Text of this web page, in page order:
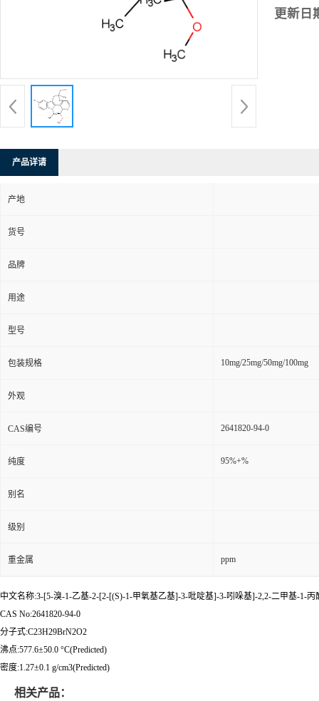
更新日
产品详请
产地
货号
品牌
用途
型号
包装规格 10mg/25mg/50mg/100mg
外观
CAS编号 2641820-94-0
纯度 95%+%
别名
级别
重金属 ppm
中文名称:3-[5-溴-1-乙基-2-[2-[(S)-1-甲氧基乙基]-3-吡啶基]-3-吲哚基]-2,2-二甲基-1-丙
CAS No:2641820-94-0
分子式:C23H29BrN2O2
沸点:577.6±50.0 °C(Predicted)
密度:1.27±0.1 g/cm3(Predicted)
相关产品：